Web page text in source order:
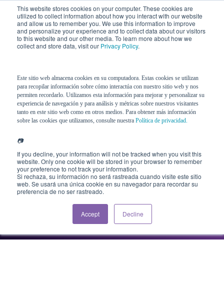
This website stores cookies on your computer. These cookies are
utilized to collect information about how you interact with our website
and allow us to remember you. We use this information to improve
and personalize your experience and to collect data about our visitors
to this website and our other media. To learn more about how we
collect and store data, visit our Privacy Policy.
Este sitio web almacena cookies en su computadora. Estas cookies se utilizan
para recopilar información sobre cómo interactúa con nuestro sitio web y nos
permiten recordarlo. Utilizamos esta información para mejorar y personalizar su
experiencia de navegación y para análisis y métricas sobre nuestros visitantes
tanto en este sitio web como en otros medios. Para obtener más información
sobre las cookies que utilizamos, consulte nuestra Política de privacidad.
📷
If you decline, your information will not be tracked when you visit this
website. Only one cookie will be stored in your browser to remember
your preference to not track your information.
Si rechaza, su información no será rastreada cuando visite este sitio
web. Se usará una única cookie en su navegador para recordar su
preferencia de no ser rastreado.
Accept Decline